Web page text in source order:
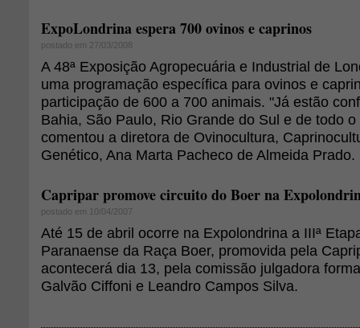
ExpoLondrina espera 700 ovinos e caprinos
postado em 27/03/2008
A 48ª Exposição Agropecuária e Industrial de
uma programação específica para ovinos e
participação de 600 a 700 animais. "Já estão
Bahia, São Paulo, Rio Grande do Sul e de todo
comentou a diretora de Ovinocultura,
Genético, Ana Marta Pacheco de Almeida Prado.
Capripar promove circuito do Boer na
postado em 10/04/2007
Até 15 de abril ocorre na Expolondrina a IIIª
Paranaense da Raça Boer, promovida pela
acontecerá dia 13, pela comissão julgadora
Galvão Ciffoni e Leandro Campos Silva.